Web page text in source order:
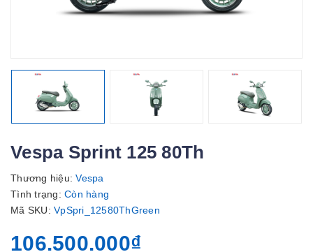
Vespa Sprint 125 80Th
Thương hiệu: Vespa
Tình trạng: Còn hàng
Mã SKU: VpSpri_12580ThGreen
106.500.000₫